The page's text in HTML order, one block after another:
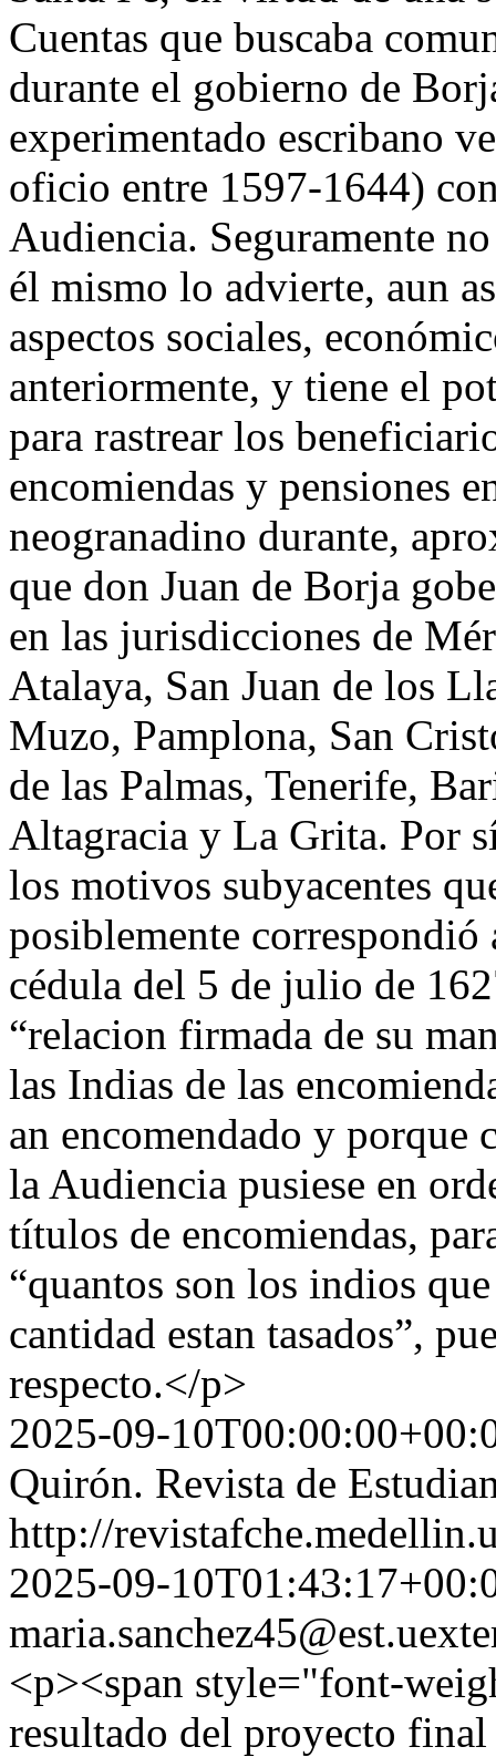
Cuentas que buscaba
durante el gobierno de
experimentado escribano
oficio entre 1597-1644)
Audiencia. Seguramente
él mismo lo advierte, aun
aspectos sociales,
anteriormente, y tiene el
para rastrear los
encomiendas y pensiones
neogranadino durante,
que don Juan de Borja
en las jurisdicciones de
Atalaya, San Juan de los
Muzo, Pamplona, San
de las Palmas, Tenerife,
Altagracia y La Grita. Por
los motivos subyacentes
posiblemente
cédula del 5 de julio de
“relacion firmada de su
las Indias de las
an encomendado y porque
la Audiencia pusiese en
títulos de encomiendas,
“quantos son los indios
cantidad estan tasados”,
respecto.</p>
2025-09-
Quirón. Revista de
http://
2025-09-
<p><span style="font-
resultado del proyecto final